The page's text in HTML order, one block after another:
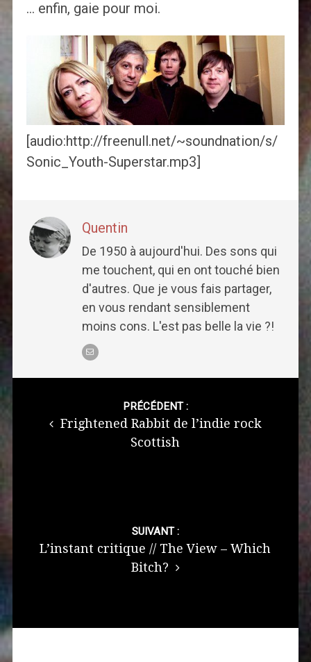
… enfin, gaie pour moi.
[audio:http://freenull.net/~soundnation/s/
Sonic_Youth-Superstar.mp3]
Quentin
De 1950 à aujourd'hui. Des sons qui
me touchent, qui en ont touché bien
d'autres. Que je vous fais partager,
en vous rendant sensiblement
moins cons. L'est pas belle la vie ?!
PRÉCÉDENT :
Frightened Rabbit de l’indie rock
Scottish
SUIVANT :
L’instant critique // The View – Which
Bitch?